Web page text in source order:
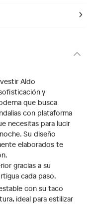
Aldo
y
que busca
con plataforma
necesitas para lucir
Su diseño
elaborados te
gracias a su
cada paso.
con su taco
ideal para estilizar